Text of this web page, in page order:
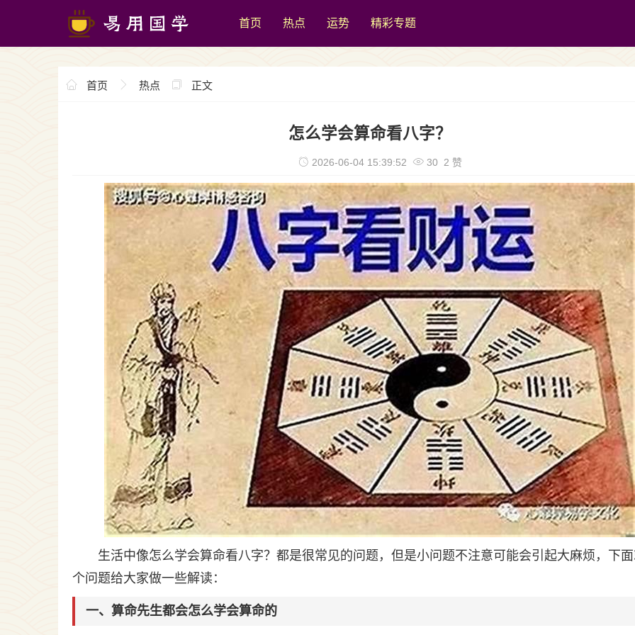
首页 热点 运势 精彩专题
首页 热点 正文
怎么学会算命看八字？
2026-06-04 15:39:52 30 2 赞
生活中像怎么学会算命看八字？都是很常见的问题，但是小问题不注意可能会引起大麻烦，下
个问题给大家做一些解读：
一、算命先生都会怎么学会算命的